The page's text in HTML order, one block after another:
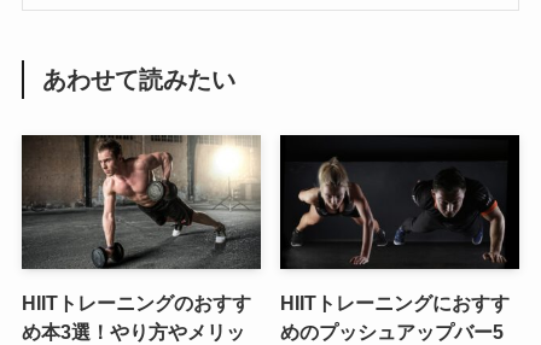
あわせて読みたい
HIITトレーニングのおすす
め本3選！やり方やメリッ
HIITトレーニングにおすす
めのプッシュアップバー5